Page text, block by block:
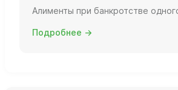
Алименты при банкротстве
Подробнее →